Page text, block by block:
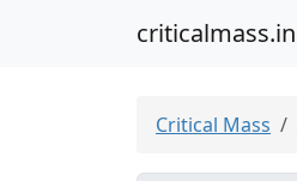
criticalmass.in
Critical Mass